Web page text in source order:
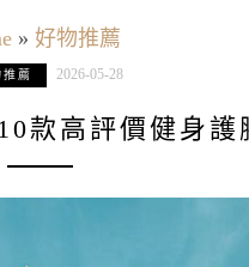
» 好物推薦
推薦 2026-05-28
款高評價健身護